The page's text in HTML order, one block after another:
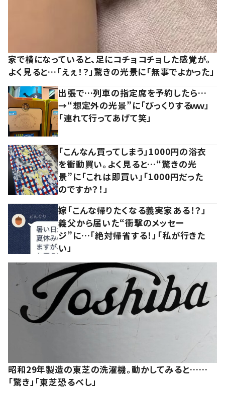
家で横になっていると、足にコチョコチョした感覚が。
よく見ると…「えぇ！？」驚きの光景に「無事でよかった」
出張で…列車の指定席を予約したら…
→“想定外の光景”に「びっくりするｗｗ」
「連れて行ってあげて笑」
「こんなん買ってしまう」1000円の浴衣
を衝動買い。よく見ると…“驚きの光
景”に「これは即買い」「1000円だった
のですか？！」
嫁「こんな帰りたくなる義実家ある！？」
義父から届いた“衝撃のメッセー
ジ”に…「絶対帰省する！」「私が行きた
い」
昭和29年製造の東芝の洗濯機。動かしてみると……
「驚き」「東芝恐るべし」